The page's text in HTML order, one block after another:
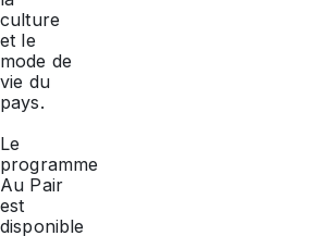
culture
et le
mode de
vie du
pays.
Le
programme
Au Pair
est
disponible